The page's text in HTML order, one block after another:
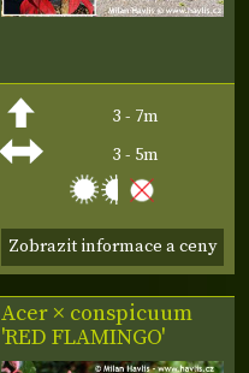
3 - 7m
3 - 5m
Zobrazit informace a ceny
Acer × conspicuum
'RED FLAMINGO'